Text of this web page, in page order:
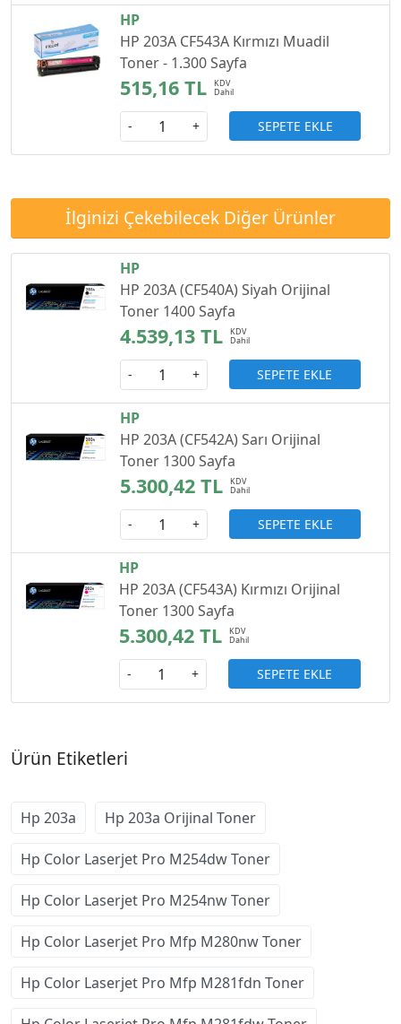
HP
HP 203A CF543A Kırmızı Muadil
Toner - 1.300 Sayfa
515,16 TL
- + SEPETE EKLE
İlginizi Çekebilecek Diğer Ürünler
HP
HP 203A (CF540A) Siyah Orijinal
Toner 1400 Sayfa
4.539,13 TL
- + SEPETE EKLE
HP
HP 203A (CF542A) Sarı Orijinal
Toner 1300 Sayfa
5.300,42 TL
- + SEPETE EKLE
HP
HP 203A (CF543A) Kırmızı Orijinal
Toner 1300 Sayfa
5.300,42 TL
- + SEPETE EKLE
Ürün Etiketleri
Hp 203a Hp 203a Orijinal Toner
Hp Color Laserjet Pro M254dw Toner
Hp Color Laserjet Pro M254nw Toner
Hp Color Laserjet Pro Mfp M280nw Toner
Hp Color Laserjet Pro Mfp M281fdn Toner